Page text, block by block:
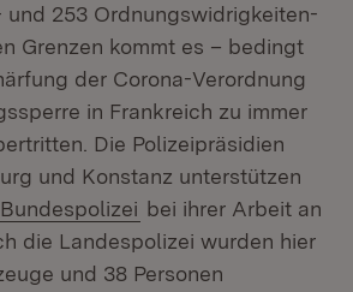
und 253 Ordnungswidrigkeiten-
Grenzen kommt es – bedingt
der Corona-Verordnung
in Frankreich zu immer
Die Polizeipräsidien
und Konstanz unterstützen
Extern:
Bundespolizei (Öffnet in neuem
bei ihrer Arbeit an
die Landespolizei wurden hier
und 38 Personen